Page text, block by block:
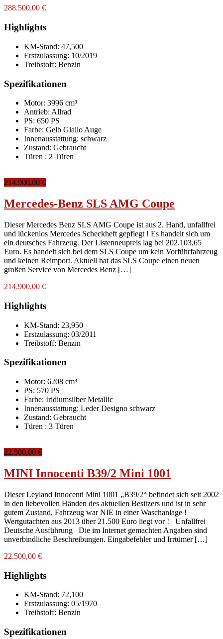
288.500,00 €
Highlights
KM-Stand: 47,500
Erstzulassung: 10/2019
Treibstoff: Benzin
Spezifikationen
Motor: 3996 cm³
Antrieb: Allrad
PS: 650 PS
Farbe: Gelb Giallo Auge
Innenausstattung: schwarz
Zustand: Gebraucht
Türen : 2 Türen
214.900,00 €
Mercedes-Benz SLS AMG Coupe
Dieser Mercedes Benz SLS AMG Coupe ist aus 2. Hand, unfallfrei
und lückenlos Mercedes Scheckheft gepflegt ! Es handelt sich um
ein deutsches Fahrzeug. Der Listenneupreis lag bei 202.103,65
Euro. Es handelt sich bei dem SLS Coupe um kein Vorführfahrzeug
und keinen Reimport. Aktuell hat das SLS Coupe einen neuen
großen Service von Mercedes Benz […]
214.900,00 €
Highlights
KM-Stand: 23,950
Erstzulassung: 03/2011
Treibstoff: Benzin
Spezifikationen
Motor: 6208 cm³
PS: 570 PS
Farbe: Iridiumsilber Metallic
Innenausstattung: Leder Designo schwarz
Zustand: Gebraucht
Türen : 3 Türen
22.500,00 €
MINI Innocenti B39/2 Mini 1001
Dieser Leyland Innocenti Mini 1001 „B39/2“ befindet sich seit 2002
in den liebevollen Händen des aktuellen Besitzers und ist in sehr
gutem Zustand, Fahrzeug war NIE in einer Waschanlage !
Wertgutachten aus 2013 über 21.500 Euro liegt vor ! Unfallfrei
Deutsche Ausführung Die im Internet gemachten Angaben sind
unverbindliche Beschreibungen. Eingabefehler und Irrtümer […]
22.500,00 €
Highlights
KM-Stand: 72,100
Erstzulassung: 05/1970
Treibstoff: Benzin
Spezifikationen